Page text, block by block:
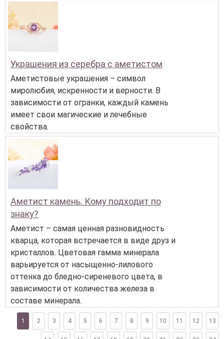
Украшения из серебра с аметистом
Аметистовые украшения – символ
миролюбия, искренности и верности. В
зависимости от огранки, каждый камень
имеет свои магические и лечебные
свойства.
Аметист камень. Кому подходит по
знаку?
Аметист – самая ценная разновидность
кварца, которая встречается в виде друз и
кристаллов. Цветовая гамма минерала
варьируется от насыщенно-лилового
оттенка до бледно-сиреневого цвета, в
зависимости от количества железа в
составе минерала.
1 2 3 4 5 6 7 8 9 10 11 12 13